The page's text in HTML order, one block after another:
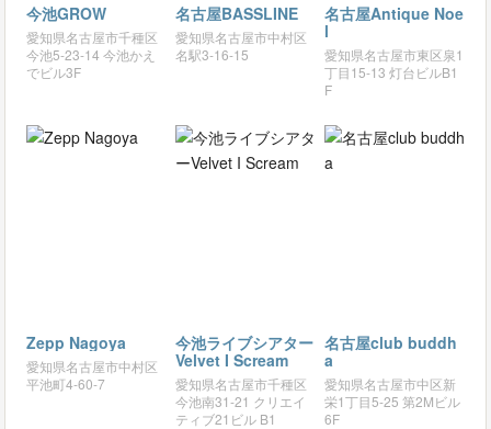
今池GROW
愛知県名古屋市千種区
今池5-23-14 今池かえ
でビル3F
名古屋BASSLINE
愛知県名古屋市中村区
名駅3-16-15
名古屋Antique Noe
l
愛知県名古屋市東区泉1
丁目15-13 灯台ビルB1
F
Zepp Nagoya
愛知県名古屋市中村区
平池町4-60-7
今池ライブシアター
Velvet I Scream
愛知県名古屋市千種区
今池南31-21 クリエイ
ティブ21ビル B1
名古屋club buddh
a
愛知県名古屋市中区新
栄1丁目5-25 第2Mビル
6F